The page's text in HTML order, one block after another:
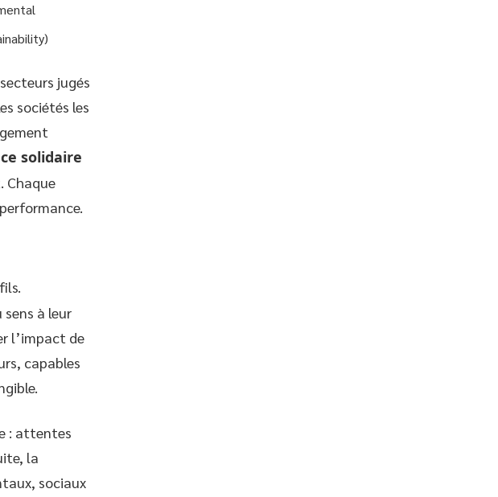
jugés
sociétés les
solidaire
Chaque
à leur
l’impact de
capables
: attentes
la
sociaux